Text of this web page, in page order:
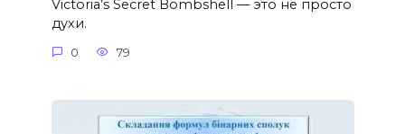
Victoria’s Secret Bombshell — это не просто
духи.
0 79